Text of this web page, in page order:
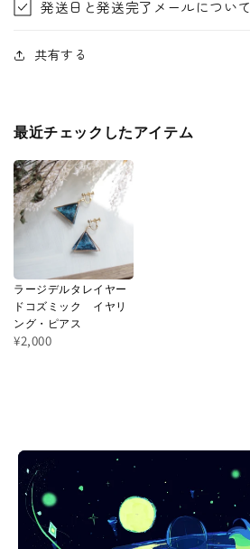
発送日と発送完了メールについて
共有する
最近チェックしたアイテム
ラージデルタレイヤー
ドコズミック イヤリ
ング・ピアス
¥2,000